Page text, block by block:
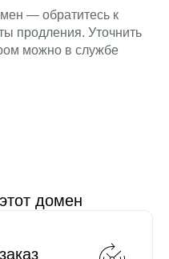
— обратитесь к
продления. Уточнить
можно в службе
домен